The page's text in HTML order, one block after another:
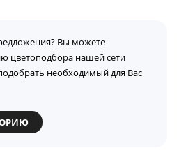
Вы можете
цветоподбора нашей сети
необходимый для Вас